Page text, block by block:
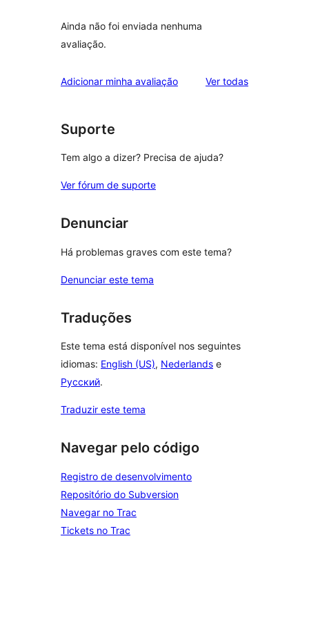
Ainda não foi enviada nenhuma
avaliação.
Adicionar minha avaliação Ver todasavaliações
Suporte
Tem algo a dizer? Precisa de ajuda?
Ver fórum de suporte
Denunciar
Há problemas graves com este tema?
Denunciar este tema
Traduções
Este tema está disponível nos seguintes
idiomas: English (US), Nederlands e
Русский.
Traduzir este tema
Navegar pelo código
Registro de desenvolvimento
Repositório do Subversion
Navegar no Trac
Tickets no Trac